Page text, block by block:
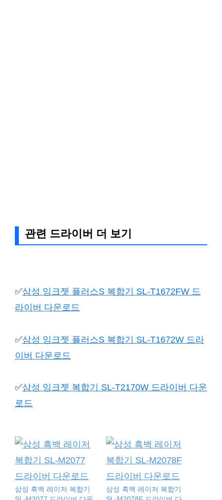
관련 드라이버 더 보기
✅삼성 잉크젯 플러스S 복합기 SL-T1672FW 드
라이버 다운로드
✅삼성 잉크젯 플러스S 복합기 SL-T1672W 드라
이버 다운로드
✅삼성 잉크젯 복합기 SL-T2170W 드라이버 다운
로드
삼성 흑백 레이저 복합기
삼성 흑백 레이저 복합기